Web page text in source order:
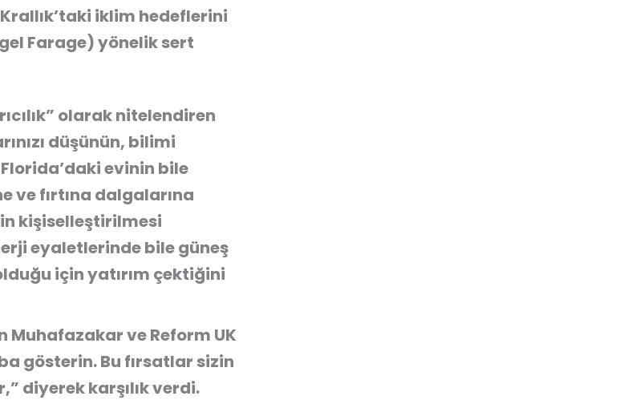
iklim hedeflerini
Farage) yönelik sert
olarak nitelendiren
düşünün, bilimi
evinin bile
ve fırtına dalgalarına
kişiselleştirilmesi
eyaletlerinde bile güneş
için yatırım çektiğini
Muhafazakar ve Reform UK
gösterin. Bu fırsatlar sizin
diyerek karşılık verdi.